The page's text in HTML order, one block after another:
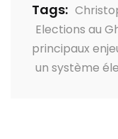
Tags:
Elections au
principaux
un système